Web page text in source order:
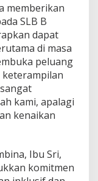
memberikan
SLB B
dapat
di masa
peluang
kami, apalagi
kenaikan
Ibu Sri,
komitmen